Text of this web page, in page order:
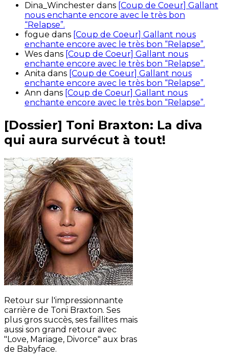
Dina_Winchester dans [Coup de Coeur] Gallant
nous enchante encore avec le très bon
“Relapse”.
fogue dans [Coup de Coeur] Gallant nous
enchante encore avec le très bon “Relapse”.
Wes dans [Coup de Coeur] Gallant nous
enchante encore avec le très bon “Relapse”.
Anita dans [Coup de Coeur] Gallant nous
enchante encore avec le très bon “Relapse”.
Ann dans [Coup de Coeur] Gallant nous
enchante encore avec le très bon “Relapse”.
[Dossier] Toni Braxton: La diva
qui aura survécut à tout!
Retour sur l'impressionnante
carrière de Toni Braxton. Ses
plus gros succès, ses faillites mais
aussi son grand retour avec
"Love, Mariage, Divorce" aux bras
de Babyface.